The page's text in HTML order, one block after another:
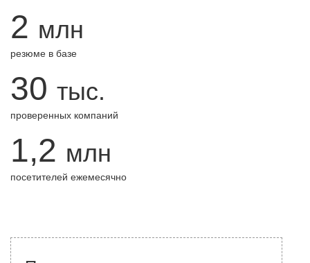
2 млн
резюме в базе
30 тыс.
проверенных компаний
1,2 млн
посетителей ежемесячно